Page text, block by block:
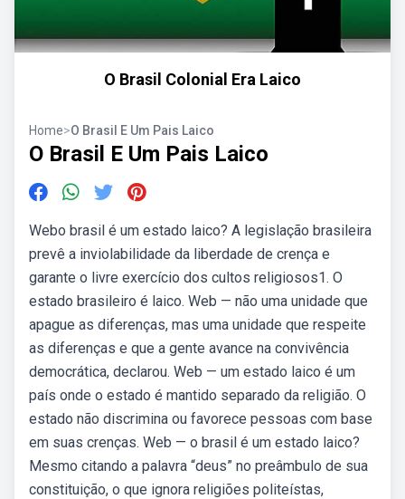
O Brasil Colonial Era Laico
Home>O Brasil E Um Pais Laico
O Brasil E Um Pais Laico
Webo brasil é um estado laico? A legislação brasileira
prevê a inviolabilidade da liberdade de crença e
garante o livre exercício dos cultos religiosos1. O
estado brasileiro é laico. Web — não uma unidade que
apague as diferenças, mas uma unidade que respeite
as diferenças e que a gente avance na convivência
democrática, declarou. Web — um estado laico é um
país onde o estado é mantido separado da religião. O
estado não discrimina ou favorece pessoas com base
em suas crenças. Web — o brasil é um estado laico?
Mesmo citando a palavra “deus” no preâmbulo de sua
constituição, o que ignora religiões politeístas,